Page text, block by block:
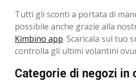
Tutti gli sconti a portata di
possibile anche grazie alla
Kimbino app. Scaricala sul tuo
controlla gli ultimi volantini
Categorie di negozi in